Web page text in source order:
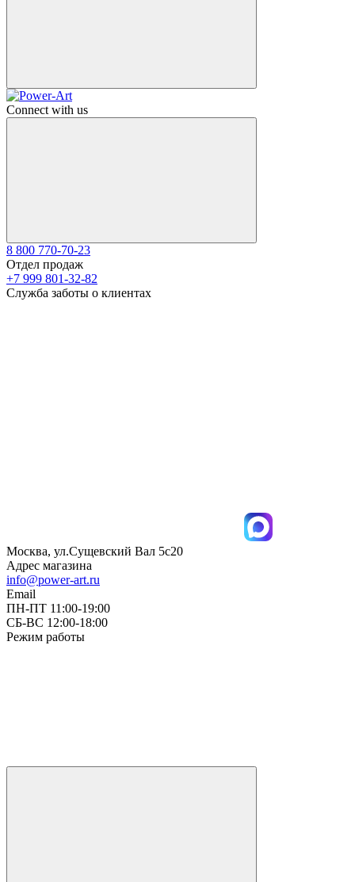
Connect with us
8 800 770-70-23
Отдел продаж
+7 999 801-32-82
Служба заботы о клиентах
Москва, ул.Сущевский Вал 5с20
Адрес магазина
info@power-art.ru
Email
ПН-ПТ 11:00-19:00
СБ-ВС 12:00-18:00
Режим работы